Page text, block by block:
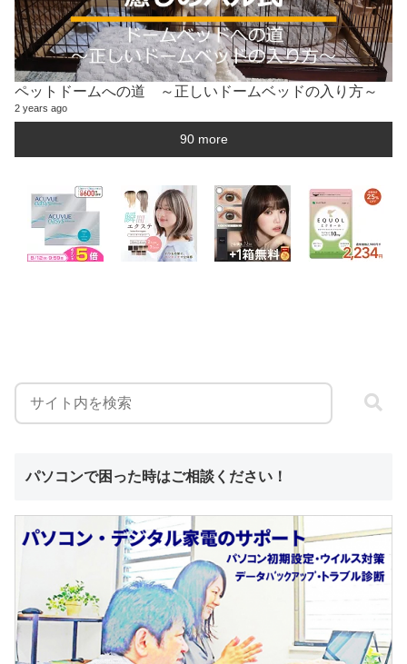
ペットドームへの道 ～正しいドームベッドの入り方～
2 years ago
90 more
パソコンで困った時はご相談ください！